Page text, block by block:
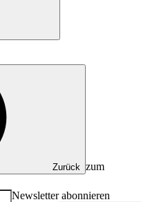
Zurück zum
Newsletter abonnieren